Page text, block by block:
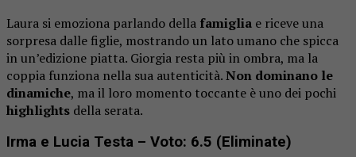
Laura si emoziona parlando della famiglia e riceve una
sorpresa dalle figlie, mostrando un lato umano che spicca
in un’edizione piatta. Giorgia resta più in ombra, ma la
coppia funziona nella sua autenticità.Non dominano le
dinamiche, ma il loro momento toccante è uno dei pochi
highlights della serata.
Irma e Lucia Testa – Voto: 6.5 (Eliminate)